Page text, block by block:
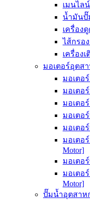
เมนไล
น้ำมันปั๊
เครื่อง
ไส้กรอ
เครื่อง
มอเตอร์อุตสา
มอเตอ
มอเตอ
มอเตอ
มอเตอ
มอเตอ
มอเตอ
Motor]
มอเตอ
มอเตอ
Motor]
ปั๊มน้ำอุตสาห